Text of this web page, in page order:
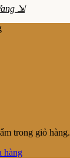
⇲
trong giỏ hàng.
hàng